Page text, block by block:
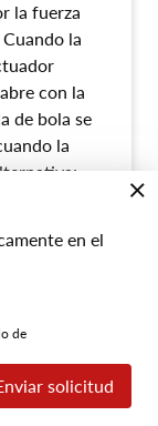
la fuerza
la
con la
de bola se
la
- LOx,
en el
de
solicitud